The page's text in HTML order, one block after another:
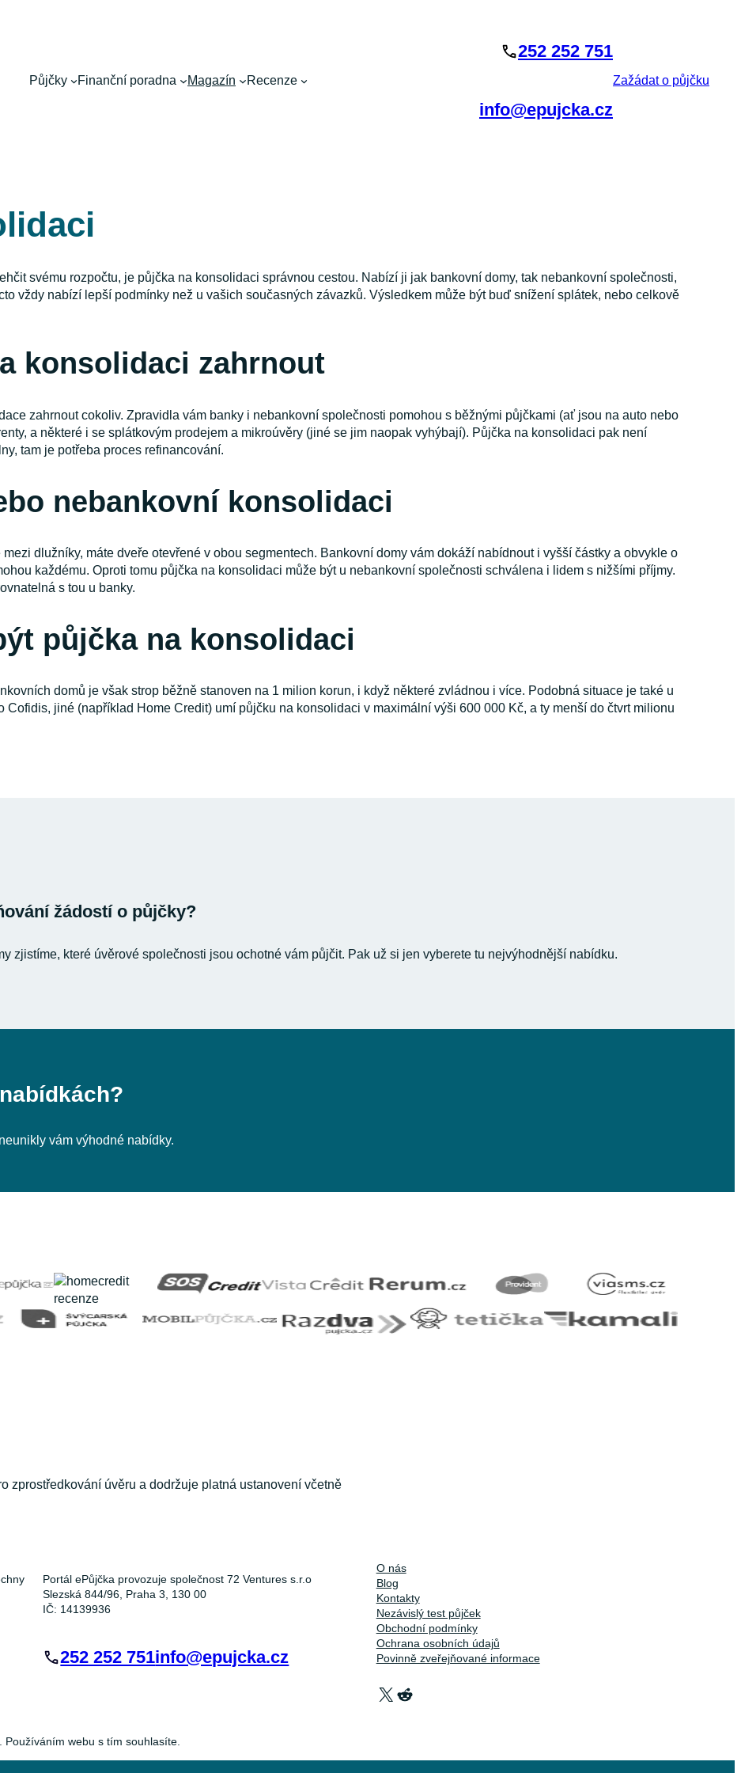
Půjčky Finanční poradna Magazín Recenze
252 252 751
info@epujcka.cz
Zažádat o půjčku
svému rozpočtu, je půjčka na konsolidaci správnou cestou. Nabízí ji jak bankovní domy, tak nebankovní společnosti,
vždy nabízí lepší podmínky než u vašich současných závazků. Výsledkem může být buď snížení splátek, nebo celkově
konsolidaci zahrnout
zahrnout cokoliv. Zpravidla vám banky i nebankovní společnosti pomohou s běžnými půjčkami (ať jsou na auto nebo
a některé i se splátkovým prodejem a mikroúvěry (jiné se jim naopak vyhýbají). Půjčka na konsolidaci pak není
tam je potřeba proces refinancování.
nebankovní konsolidaci
dlužníky, máte dveře otevřené v obou segmentech. Bankovní domy vám dokáží nabídnout i vyšší částky a obvykle o
každému. Oproti tomu půjčka na konsolidaci může být u nebankovní společnosti schválena i lidem s nižšími příjmy.
s tou u banky.
půjčka na konsolidaci
domů je však strop běžně stanoven na 1 milion korun, i když některé zvládnou i více. Podobná situace je také u
jiné (například Home Credit) umí půjčku na konsolidaci v maximální výši 600 000 Kč, a ty menší do čtvrt milionu
žádostí o půjčky?
zjistíme, které úvěrové společnosti jsou ochotné vám půjčit. Pak už si jen vyberete tu nejvýhodnější nabídku.
vám výhodné nabídky.
zprostředkování úvěru a dodržuje platná ustanovení včetně
Portál ePůjčka provozuje společnost 72 Ventures s.r.o
Slezská 844/96, Praha 3, 130 00
IČ: 14139936
252 252 751info@epujcka.cz
O nás
Blog
Kontakty
Nezávislý test půjček
Obchodní podmínky
Ochrana osobních údajů
Povinně zveřejňované informace
X Reddit
. Používáním webu s tím souhlasíte.